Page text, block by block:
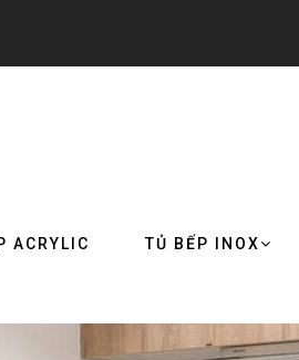
ACRYLIC TỦ BẾP INOX